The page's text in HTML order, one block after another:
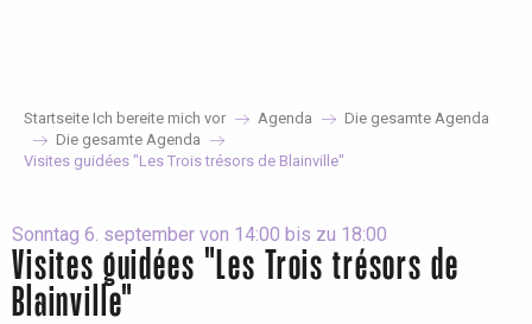
Startseite Ich bereite mich vor Agenda
Die gesamte Agenda
Die gesamte Agenda
Visites guidées "Les Trois trésors de Blainville"
Sonntag 6. september von 14:00 bis zu 18:00
Visites guidées "Les Trois trésors de
Blainville"